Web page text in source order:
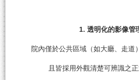
1. 透明化的影像管
院內僅於公共區域（如大廳、走道
且皆採用外觀清楚可辨識之正